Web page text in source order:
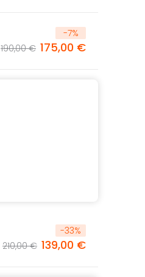
-7%
190,00 € 175,00 €
-33%
210,00 € 139,00 €